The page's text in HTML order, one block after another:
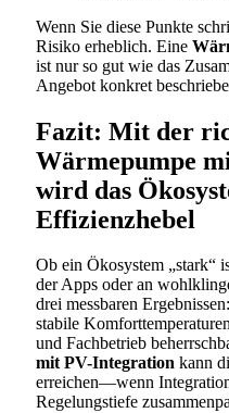
Wenn Sie diese Punkte
Risiko erheblich. Eine
ist nur so gut wie das
Angebot konkret
Fazit: Mit der
Wärmepumpe
wird das
Effizienzhebel
Ob ein Ökosystem „stark“
der Apps oder an
drei messbaren
stabile
und Fachbetrieb
mit PV-Integration kann
erreichen—wenn
Regelungstiefe